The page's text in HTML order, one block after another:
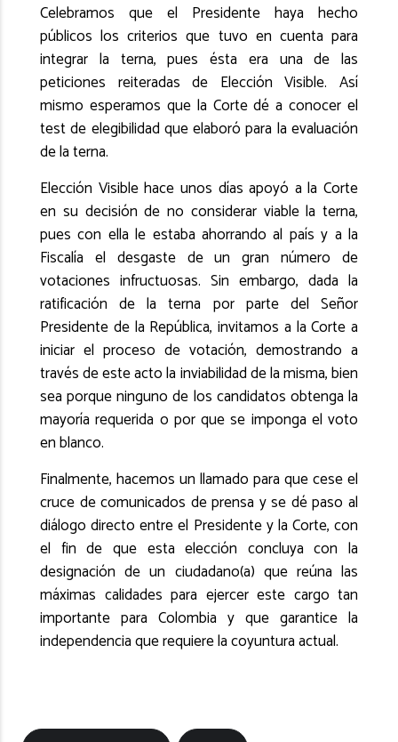
Celebramos que el Presidente haya hecho
públicos los criterios que tuvo en cuenta para
integrar la terna, pues ésta era una de las
peticiones reiteradas de Elección Visible. Así
mismo esperamos que la Corte dé a conocer el
test de elegibilidad que elaboró para la evaluación
de la terna.
Elección Visible hace unos días apoyó a la Corte
en su decisión de no considerar viable la terna,
pues con ella le estaba ahorrando al país y a la
Fiscalía el desgaste de un gran número de
votaciones infructuosas. Sin embargo, dada la
ratificación de la terna por parte del Señor
Presidente de la República, invitamos a la Corte a
iniciar el proceso de votación, demostrando a
través de este acto la inviabilidad de la misma, bien
sea porque ninguno de los candidatos obtenga la
mayoría requerida o por que se imponga el voto
en blanco.
Finalmente, hacemos un llamado para que cese el
cruce de comunicados de prensa y se dé paso al
diálogo directo entre el Presidente y la Corte, con
el fin de que esta elección concluya con la
designación de un ciudadano(a) que reúna las
máximas calidades para ejercer este cargo tan
importante para Colombia y que garantice la
independencia que requiere la coyuntura actual.